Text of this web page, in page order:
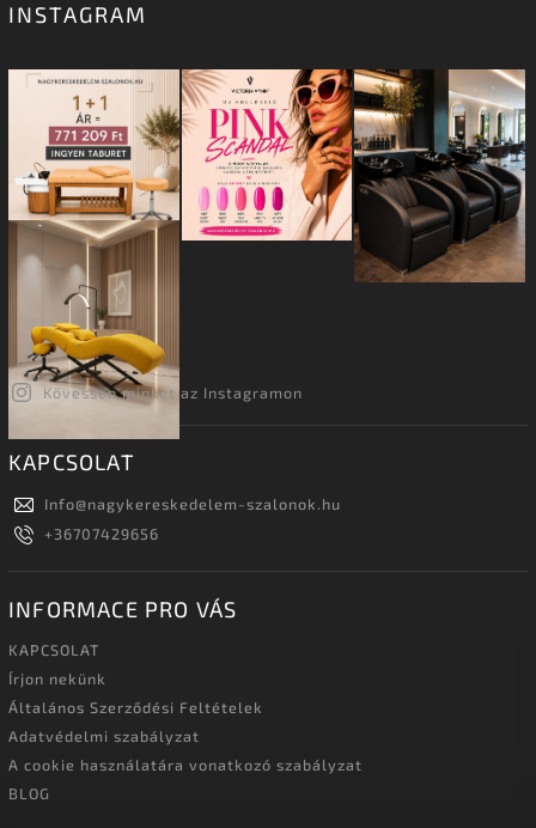
INSTAGRAM
Kövessen minket az Instagramon
KAPCSOLAT
Info@nagykereskedelem-szalonok.hu
+36707429656
INFORMACE PRO VÁS
KAPCSOLAT
Írjon nekünk
Általános Szerződési Feltételek
Adatvédelmi szabályzat
A cookie használatára vonatkozó szabályzat
BLOG